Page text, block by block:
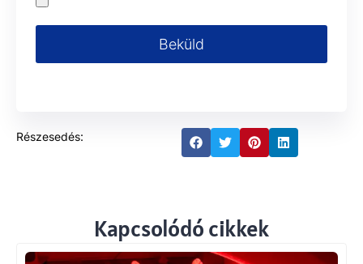
Beküld
Részesedés:
Kapcsolódó cikkek